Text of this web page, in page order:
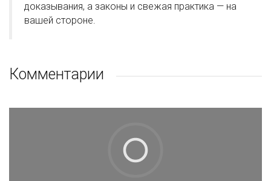
доказывания, а законы и свежая практика — на
вашей стороне.
Комментарии